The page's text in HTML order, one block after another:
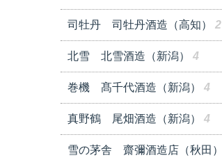
司牡丹 司牡丹酒造（高知） 2
北雪 北雪酒造（新潟） 4
巻機 髙千代酒造（新潟） 4
真野鶴 尾畑酒造（新潟） 4
雪の茅舎 齋彌酒造店（秋田）